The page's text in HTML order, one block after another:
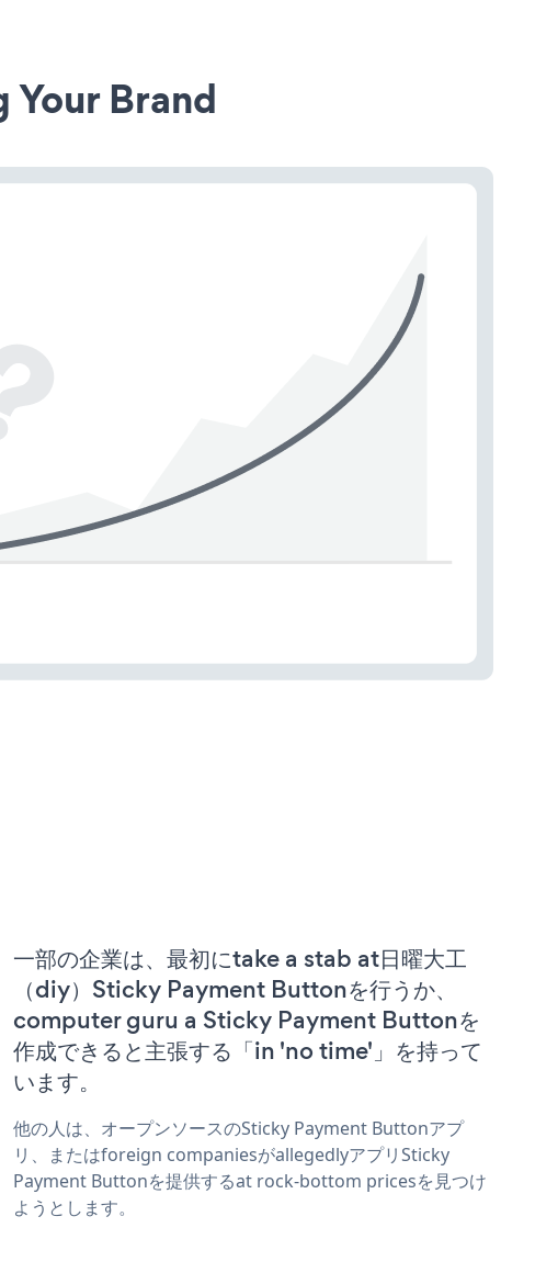
Brand
一部の企業は、最初にtake a stab at日曜大工
（diy）Sticky Payment Buttonを行うか、
computer guru a Sticky Payment Buttonを
作成できると主張する「in 'no time'」を持って
います。
他の人は、オープンソースのSticky Payment Buttonアプ
リ、またはforeign companiesがallegedlyアプリSticky
Payment Buttonを提供するat rock-bottom pricesを見つけ
ようとします。